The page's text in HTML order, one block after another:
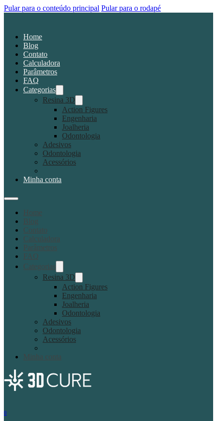
Pular para o conteúdo principal Pular para o rodapé
Home
Blog
Contato
Calculadora
Parâmetros
FAQ
Categorias
Resina 3D
Action Figures
Engenharia
Joalheria
Odontologia
Adesivos
Odontologia
Acessórios
Minha conta
Home
Blog
Contato
Calculadora
Parâmetros
FAQ
Categorias
Resina 3D
Action Figures
Engenharia
Joalheria
Odontologia
Adesivos
Odontologia
Acessórios
Minha conta
0